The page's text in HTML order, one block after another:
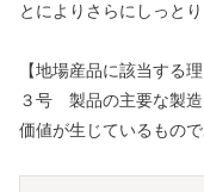
とによりさらにしっと
【地場産品に該当する理
３号 製品の主要な製造
価値が生じているもの